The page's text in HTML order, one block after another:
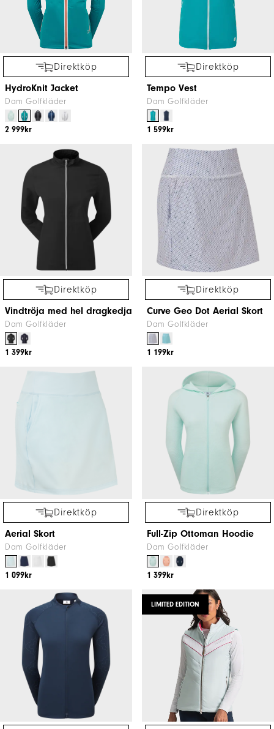
Direktköp
HydroKnit Jacket
Dam Golfkläder
2 999kr
Direktköp
Tempo Vest
Dam Golfkläder
1 599kr
Direktköp
Vindtröja med hel dragkedja
Dam Golfkläder
1 399kr
Direktköp
Curve Geo Dot Aerial Skort
Dam Golfkläder
1 199kr
Direktköp
Aerial Skort
Dam Golfkläder
1 099kr
Direktköp
Full-Zip Ottoman Hoodie
Dam Golfkläder
1 399kr
LIMITED EDITION